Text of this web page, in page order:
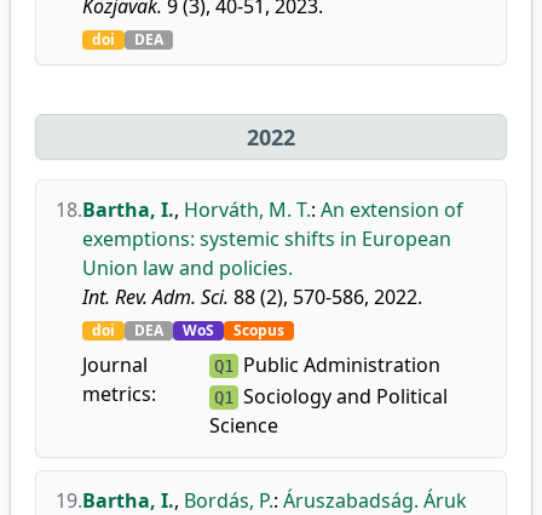
Közjavak. 9 (3), 40-51, 2023.
doi DEA
2022
18.Bartha, I., Horváth, M. T.: An extension of
exemptions: systemic shifts in European
Union law and policies.
Int. Rev. Adm. Sci. 88 (2), 570-586, 2022.
doi DEA WoS Scopus
Journal
metrics:
Q1 Public Administration
Q1
Sociology and Political
Science
19.Bartha, I., Bordás, P.: Áruszabadság. Áruk